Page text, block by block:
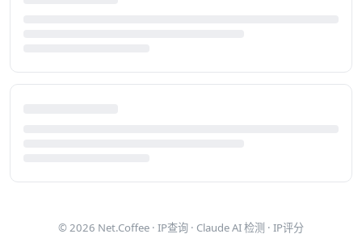
© 2026 Net.Coffee · IP查询 · Claude AI 检测 · IP评分